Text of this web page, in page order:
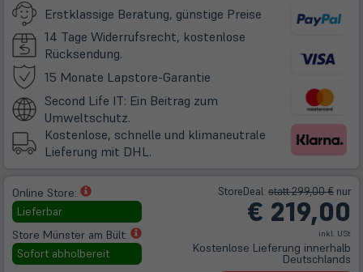
Erstklassige Beratung, günstige Preise
14 Tage Widerrufsrecht, kostenlose
Rücksendung.
15 Monate Lapstore-Garantie
neuem
Second Life IT: Ein Beitrag zum
Umweltschutz.
Kostenlose, schnelle und klimaneutrale
Lieferung mit DHL.
Online Store:
(öffnet
neuem
Tab)
Lieferbar
Store Münster am Bült:
(öffnet
in
neuem
Sofort abholbereit
StoreDeal: statt 299,00 € nur
€ 219,00
inkl. USt
Kostenlose Lieferung innerhalb
Deutschlands